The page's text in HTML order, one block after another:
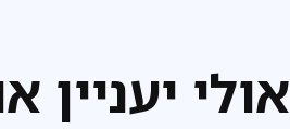
אולי יעניין